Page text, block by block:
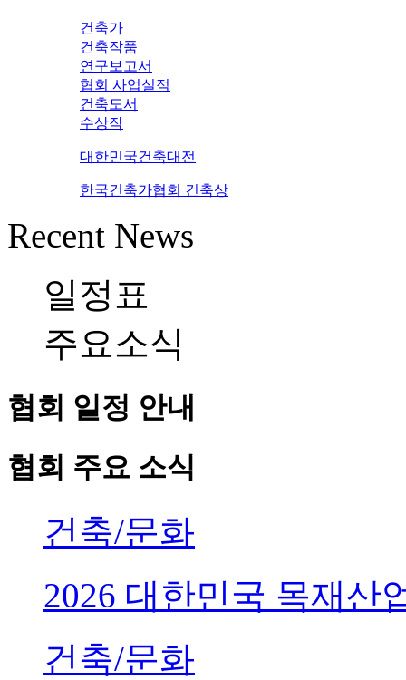
건축가
건축작품
연구보고서
협회 사업실적
건축도서
수상작
대한민국건축대전
한국건축가협회 건축상
Recent News
일정표
주요소식
협회 일정 안내
협회 주요 소식
건축/문화
2026 대한민국 목재산
건축/문화